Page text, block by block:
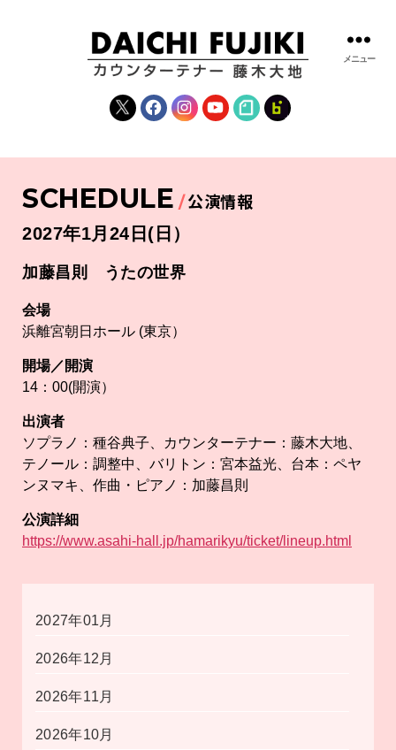
木
大
|
FUJIKI
OFFICIAL
X FacebookInstagramYouTube
note fanclub
メニュー
SCHEDULE
公演情報
2027年1月24日(日）
加藤昌則 うたの世界
会場
浜離宮朝日ホール (東京）
開場／開演
14：00(開演）
出演者
ソプラノ：種谷典子、カウンターテナー：藤木大地、
テノール：調整中、バリトン：宮本益光、台本：ペヤ
ンヌマキ、作曲・ピアノ：加藤昌則
公演詳細
https://www.asahi-hall.jp/hamarikyu/ticket/lineup.html
2027年01月
2026年12月
2026年11月
2026年10月